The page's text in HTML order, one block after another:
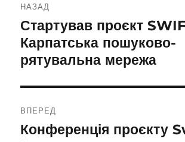
записів
НАЗАД
Попередній
запис:
Стартував проєкт
Карпатська пошуково-
рятувальна мережа
ВПЕРЕД
Наступний
Конференція проєкту